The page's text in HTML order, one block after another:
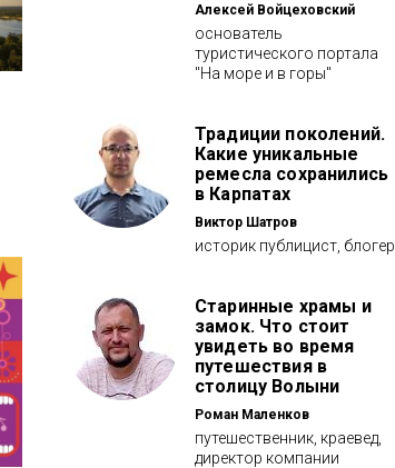
Алексей Войцеховский
основатель
туристического портала
"На море и в горы"
Традиции поколений.
Какие уникальные
ремесла сохранились
в Карпатах
Виктор Шатров
историк публицист, блогер
Старинные храмы и
замок. Что стоит
увидеть во время
путешествия в
столицу Волыни
Роман Маленков
путешественник, краевед,
директор компании